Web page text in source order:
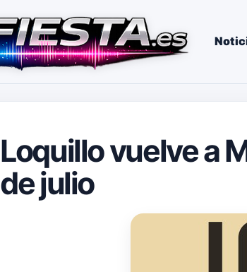
Loquillo vuelve a
de julio